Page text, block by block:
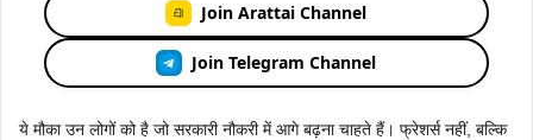
Join Arattai Channel
Join Telegram Channel
ये मौका उन लोगों को है जो सरकारी नौकरी में आगे बढ़ना चाहते हैं। फ्रेशर्स नहीं, बल्कि